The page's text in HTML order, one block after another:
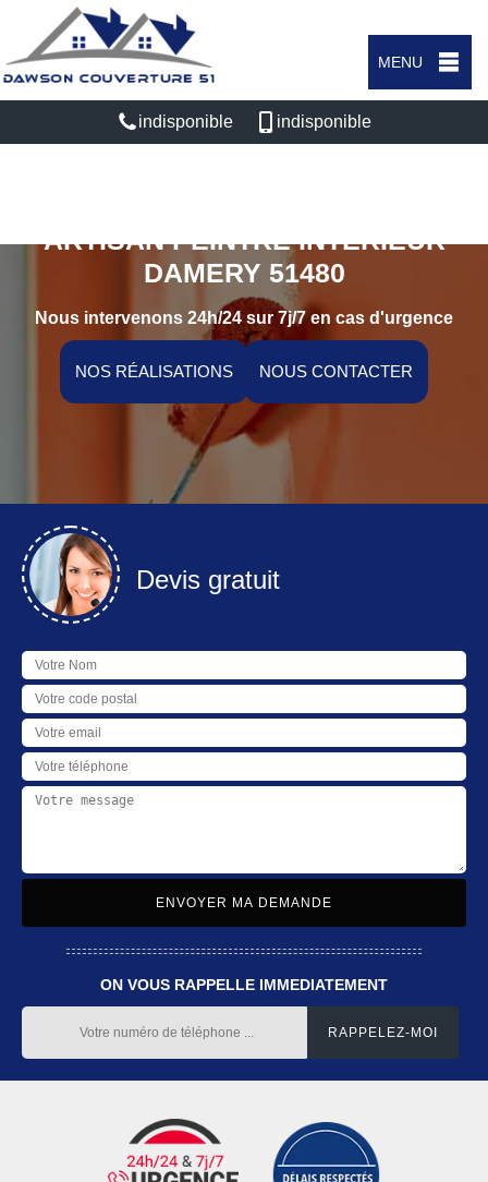
MENU
indisponible indisponible
ARTISAN PEINTRE INTÉRIEUR
DAMERY 51480
Nous intervenons 24h/24 sur 7j/7 en cas d'urgence
NOS RÉALISATIONS NOUS CONTACTER
Devis gratuit
ON VOUS RAPPELLE IMMEDIATEMENT